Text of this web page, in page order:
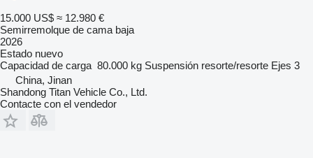
15.000 US$ ≈ 12.980 €
Semirremolque de cama baja
2026
Estado nuevo
Capacidad de carga 80.000 kg Suspensión resorte/resorte Ejes 3
China, Jinan
Shandong Titan Vehicle Co., Ltd.
Contacte con el vendedor